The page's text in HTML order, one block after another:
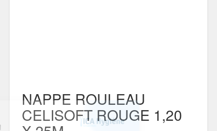
NAPPE ROULEAU
CELISOFT ROUGE 1,20